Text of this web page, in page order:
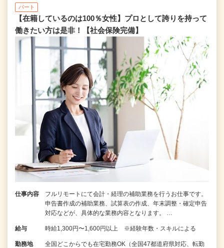
パート
【在籍しているのは100％女性】プロとして誇りを持って
働きたい方は是非！【社会保険完備】
仕事内容
フルリモートにて会計・経理の補助業務を行うお仕事です。
申告書作成の補助業務、試算表の作成、年末調整・確定申告
対応などが、具体的な業務内容となります。 …
給与 時給1,300円〜1,600円以上 ※経験年数・スキルによる
勤務地
全国どこからでも在宅勤務OK（全国47都道府県対応、転勤